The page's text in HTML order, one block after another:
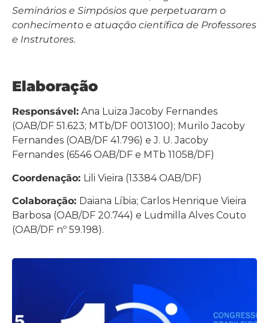
Seminários e Simpósios que perpetuaram o
conhecimento e atuação científica de Professores
e Instrutores.
Elaboração
Responsável: Ana Luiza Jacoby Fernandes
(OAB/DF 51.623; MTb/DF 0013100); Murilo Jacoby
Fernandes (OAB/DF 41.796) e J. U. Jacoby
Fernandes (6546 OAB/DF e MTb 11058/DF)
Coordenação: Lili Vieira (13384 OAB/DF)
Colaboração: Daiana Líbia; Carlos Henrique Vieira
Barbosa (OAB/DF 20.744) e Ludmilla Alves Couto
(OAB/DF nº 59.198).